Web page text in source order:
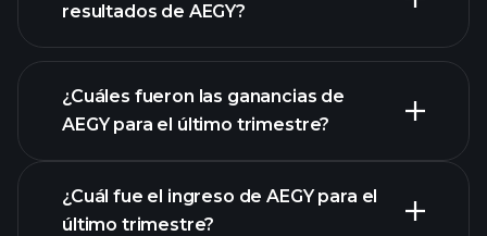
resultados de AEGY?
¿Cuáles fueron las ganancias de
AEGY para el último trimestre?
¿Cuál fue el ingreso de AEGY para el
último trimestre?